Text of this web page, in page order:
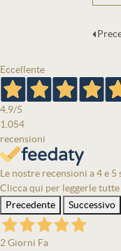
Eccellente
4,9/5
1.054
recensioni
Le nostre recensioni a 4 e 5
Clicca qui per leggerle tutte
Precedente
Successivo
2 Giorni Fa